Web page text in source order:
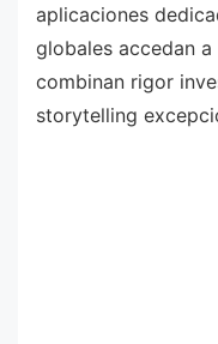
aplicaciones
globales accedan
combinan rigor
storytelling